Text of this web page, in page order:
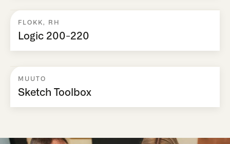
FLOKK, RH
Logic 200-220
MUUTO
Sketch Toolbox